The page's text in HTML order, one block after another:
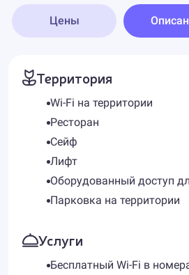
Цены
Территория
Wi-Fi на территории
Ресторан
Сейф
Лифт
Оборудованный доступ
Парковка на территории
Услуги
Бесплатный Wi-Fi в